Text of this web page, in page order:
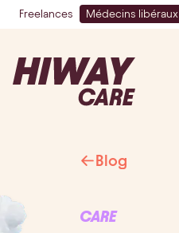
Freelances Médecins libéraux
Blog
CARE